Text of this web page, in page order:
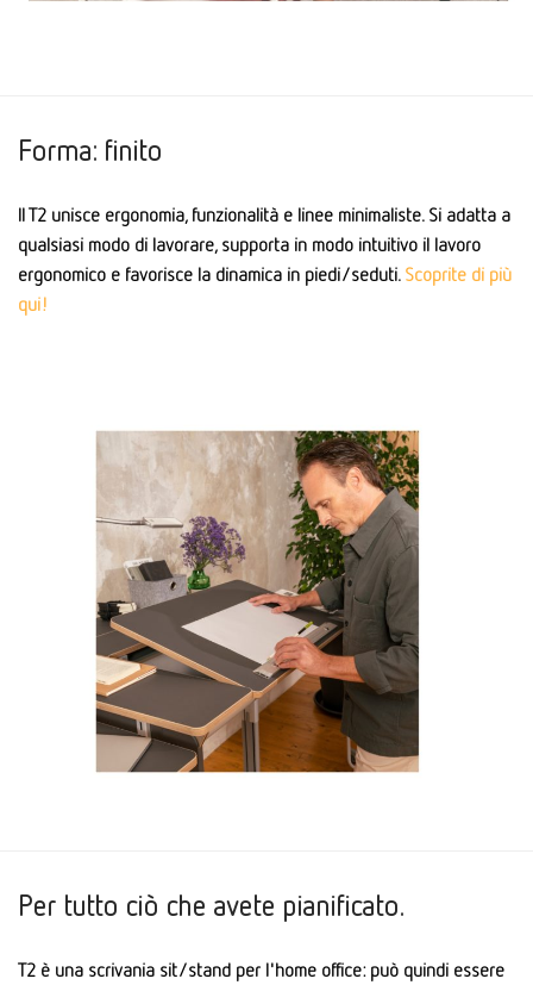
Forma: finito
Il T2 unisce ergonomia, funzionalità e linee minimaliste. Si adatta a
qualsiasi modo di lavorare, supporta in modo intuitivo il lavoro
ergonomico e favorisce la dinamica in piedi/seduti. Scoprite di più
qui!
Per tutto ciò che avete pianificato.
T2 è una scrivania sit/stand per l'home office: può quindi essere